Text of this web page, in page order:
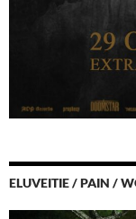
ELUVEITIE / PAIN /